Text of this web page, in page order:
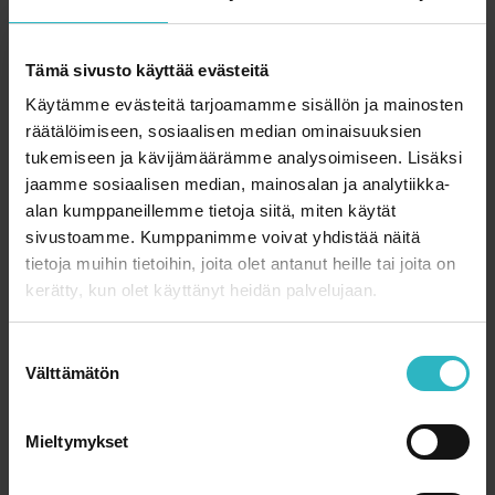
Tämä sivusto käyttää evästeitä
Käytämme evästeitä tarjoamamme sisällön ja mainosten
räätälöimiseen, sosiaalisen median ominaisuuksien
tukemiseen ja kävijämäärämme analysoimiseen. Lisäksi
jaamme sosiaalisen median, mainosalan ja analytiikka-
alan kumppaneillemme tietoja siitä, miten käytät
sivustoamme. Kumppanimme voivat yhdistää näitä
tietoja muihin tietoihin, joita olet antanut heille tai joita on
kerätty, kun olet käyttänyt heidän palvelujaan.
Välttämätön
Mieltymykset
harvinaisen nuori leskeksi. Sylvan toiminnassa vertaistuki
pääsevät purkamaan tuntojaan sitä kautta.
Sydämellä lapset
Miehen sairastuminen sai Backlundin monella tavalla
miettimään asioita.
– Sairaalassa ollessani mietin, että meidän aikuisten on
ehkä helpompi käsitellä sairautta ja kuolemaa kuin lasten.
Mietinkin, miten voisin olla avuksi nimenomaan lapsille.
Silloin löysin Lastenklinikoiden Kummit.
Backlund ihmettelee monien kohtaamiensa lasten
sisukkuutta. Kummitoiminnasta hän muistaa erään
sydänleikkauksessa.